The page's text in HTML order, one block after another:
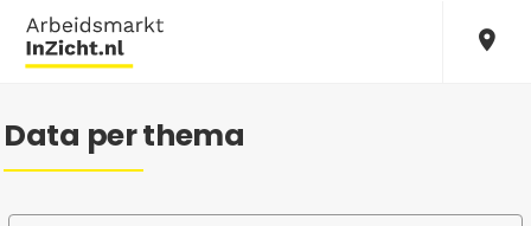
Data per thema